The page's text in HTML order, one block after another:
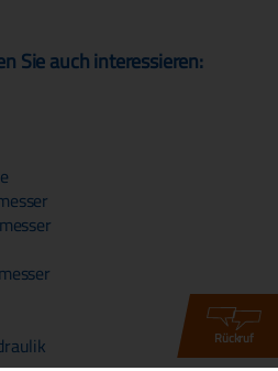
Rückruf
Sie auch interessieren: